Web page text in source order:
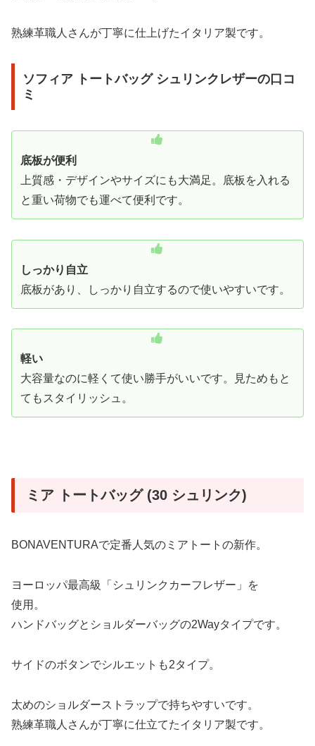
熟練革職人さんが丁寧に仕上げたイタリア製です。
ソフィア トートバッグ シュリンクレザーの口コ
ミ
底板が便利
上質感・デザインやサイズにも大満足。底板を入れる
と重い荷物でも運べて便利です。
しっかり自立
底板があり、しっかり自立するので使いやすいです。
軽い
大容量なのに軽くて使い勝手がいいです。見ためもと
てもスタイリッシュ。
ミア トートバッグ (30 シュリンク)
BONAVENTURAで定番人気のミアトートの新作。
ヨーロッパ最高級「シュリンクカーフレザー」を
使用。
ハンドバッグとショルダーバッグの2Wayタイプです。
サイドのボタンでシルエットも2タイプ。
太めのショルダーストラップで持ちやすいです。
熟練革職人さんが丁寧に仕立てたイタリア製です。